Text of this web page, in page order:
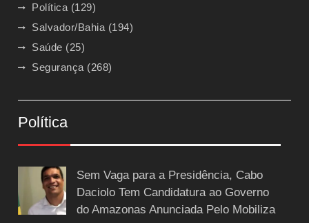
Política (129)
Salvador/Bahia (194)
Saúde (25)
Segurança (268)
Política
Sem Vaga para a Presidência, Cabo
Daciolo Tem Candidatura ao Governo
do Amazonas Anunciada Pelo Mobiliza